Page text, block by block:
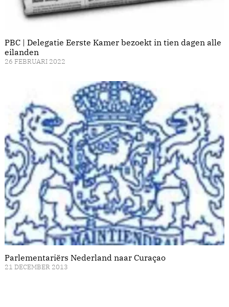
PBC | Delegatie Eerste Kamer bezoekt in tien dagen alle
eilanden
26 FEBRUARI 2022
Parlementariërs Nederland naar Curaçao
21 DECEMBER 2013